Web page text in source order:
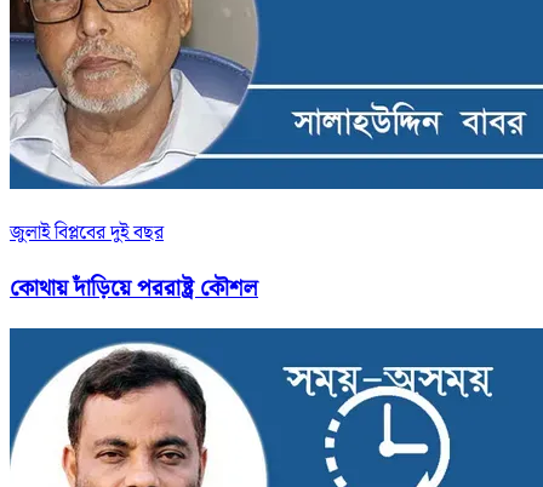
জুলাই বিপ্লবের দুই বছর
কোথায় দাঁড়িয়ে পররাষ্ট্র কৌশল